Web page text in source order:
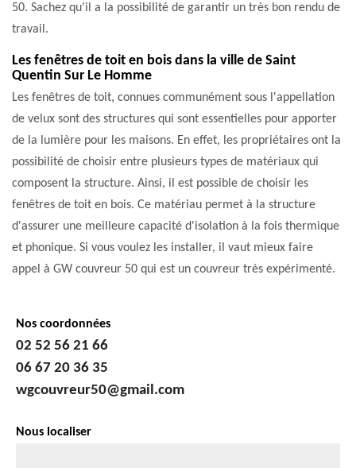
50. Sachez qu'il a la possibilité de garantir un très bon rendu de
travail.
Les fenêtres de toit en bois dans la ville de Saint
Quentin Sur Le Homme
Les fenêtres de toit, connues communément sous l'appellation
de velux sont des structures qui sont essentielles pour apporter
de la lumière pour les maisons. En effet, les propriétaires ont la
possibilité de choisir entre plusieurs types de matériaux qui
composent la structure. Ainsi, il est possible de choisir les
fenêtres de toit en bois. Ce matériau permet à la structure
d'assurer une meilleure capacité d'isolation à la fois thermique
et phonique. Si vous voulez les installer, il vaut mieux faire
appel à GW couvreur 50 qui est un couvreur très expérimenté.
Nos coordonnées
02 52 56 21 66
06 67 20 36 35
wgcouvreur50@gmail.com
Nous localiser